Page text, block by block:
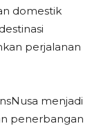
domestik
perjalanan
menjadi
penerbangan